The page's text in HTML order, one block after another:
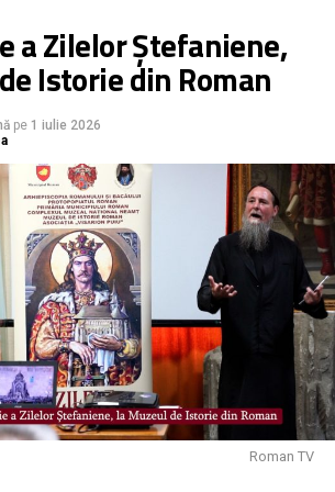
a Zilelor Ștefaniene,
Istorie din Roman
pe 1 iulie 2026
Roman TV